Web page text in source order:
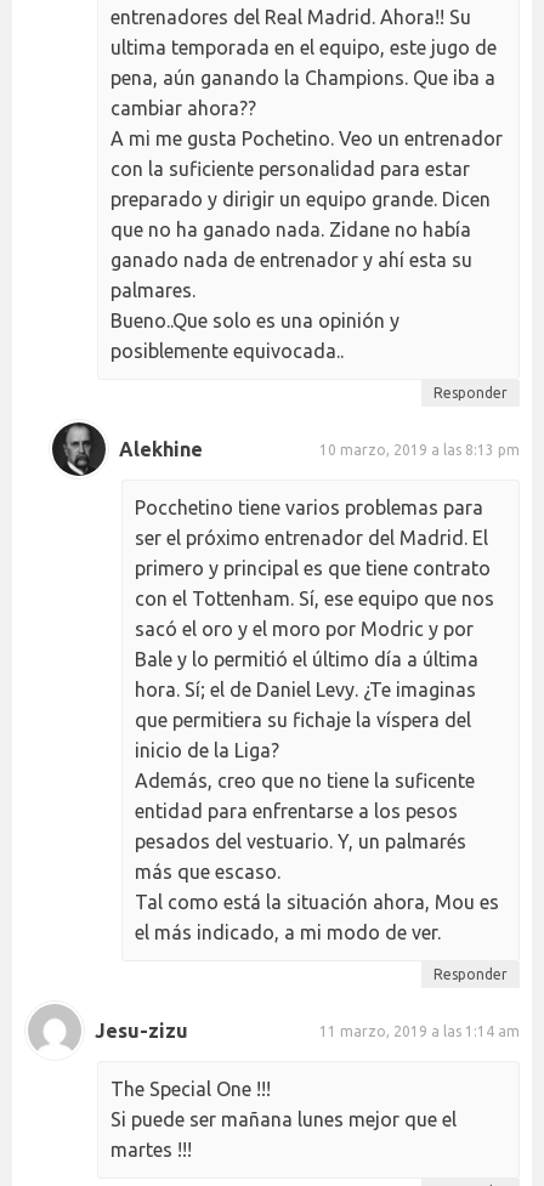
entrenadores del Real Madrid. Ahora!! Su
ultima temporada en el equipo, este jugo de
pena, aún ganando la Champions. Que iba a
cambiar ahora??
A mi me gusta Pochetino. Veo un entrenador
con la suficiente personalidad para estar
preparado y dirigir un equipo grande. Dicen
que no ha ganado nada. Zidane no había
ganado nada de entrenador y ahí esta su
palmares.
Bueno..Que solo es una opinión y
posiblemente equivocada..
Responder
Alekhine 10 marzo, 2019 a las 8:13 pm
Pocchetino tiene varios problemas para
ser el próximo entrenador del Madrid. El
primero y principal es que tiene contrato
con el Tottenham. Sí, ese equipo que nos
sacó el oro y el moro por Modric y por
Bale y lo permitió el último día a última
hora. Sí; el de Daniel Levy. ¿Te imaginas
que permitiera su fichaje la víspera del
inicio de la Liga?
Además, creo que no tiene la suficente
entidad para enfrentarse a los pesos
pesados del vestuario. Y, un palmarés
más que escaso.
Tal como está la situación ahora, Mou es
el más indicado, a mi modo de ver.
Responder
Jesu-zizu 11 marzo, 2019 a las 1:14 am
The Special One !!!
Si puede ser mañana lunes mejor que el
martes !!!